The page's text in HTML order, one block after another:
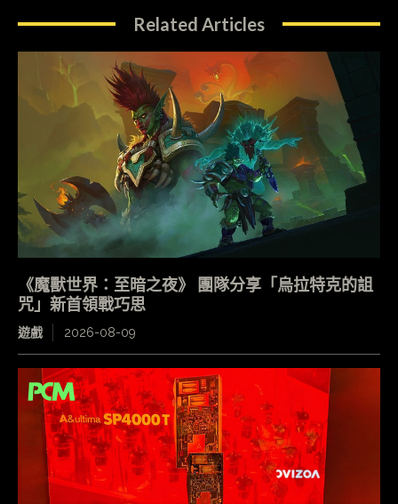
Related Articles
《魔獸世界：至暗之夜》 團隊分享「烏拉特克的詛
咒」新首領戰巧思
遊戲 2026-08-09